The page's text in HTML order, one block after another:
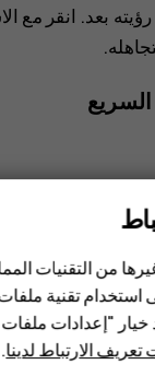
بعد. انقر مع
من التقنيات
تقنية ملفات
"إعدادات
الارتباط لدينا.